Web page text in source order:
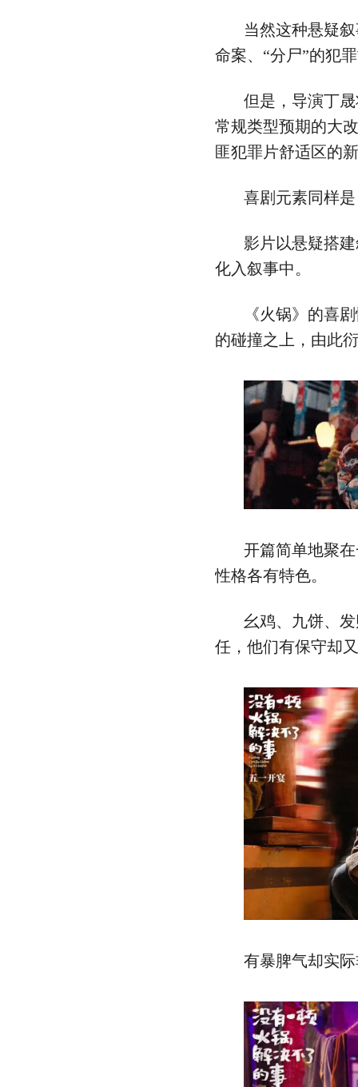
当然这种悬疑
命案、“分尸”的犯
但是，导演丁
常规类型预期的大
匪犯罪片舒适区的
喜剧元素同样
影片以悬疑搭
化入叙事中。
《火锅》的喜
的碰撞之上，由此
开篇简单地聚
性格各有特色。
幺鸡、九饼、
任，他们有保守却
有暴脾气却实